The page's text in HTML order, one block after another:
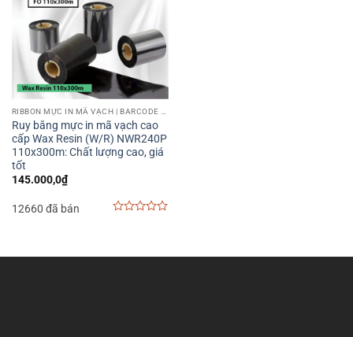
Ruy băng mực in mã vạch cao
cấp Wax Resin (W/R) NWR240P
110x300m: Chất lượng cao, giá
tốt
145.000,0₫
12660 đã bán
5